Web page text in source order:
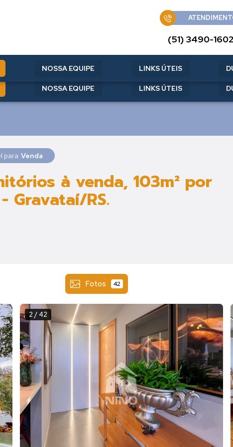
NOSSA EQUIPE LINKS ÚTEIS
(51) 3490-1602
NOSSA EQUIPE LINKS ÚTEIS
para Venda
à venda, 103m² por
Gravataí/RS.
Fotos 42
2 / 42